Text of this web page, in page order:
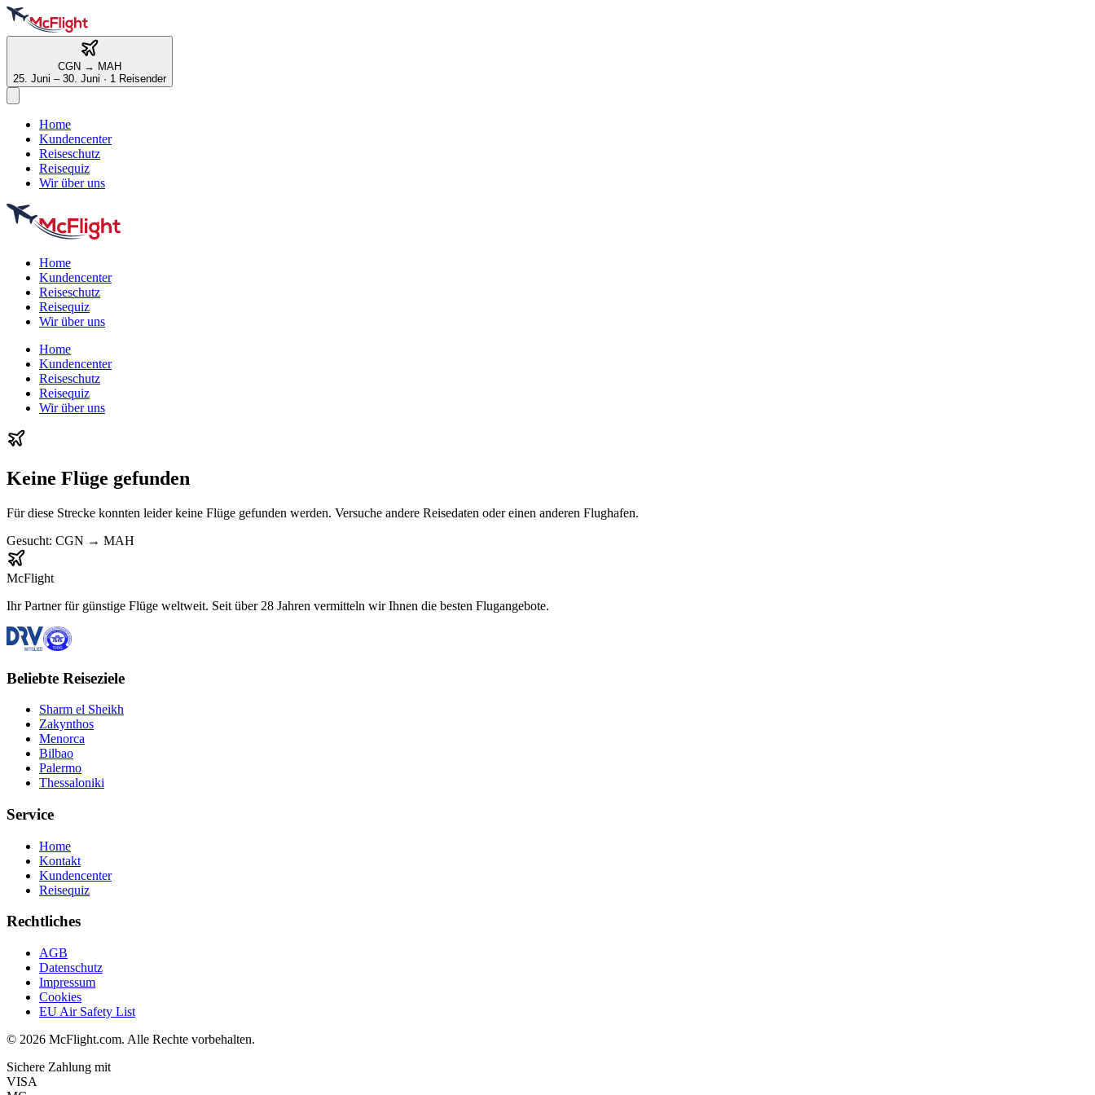
CGN → MAH
25. Juni – 30. Juni · 1 Reisender
Home
Kundencenter
Reiseschutz
Reisequiz
Wir über uns
Home
Kundencenter
Reiseschutz
Reisequiz
Wir über uns
Home
Kundencenter
Reiseschutz
Reisequiz
Wir über uns
Keine Flüge gefunden
Für diese Strecke konnten leider keine Flüge gefunden werden. Versuche andere Reisedaten oder einen anderen Flughafen.
Gesucht: CGN → MAH
McFlight
Ihr Partner für günstige Flüge weltweit. Seit über 28 Jahren vermitteln wir Ihnen die besten Flugangebote.
Beliebte Reiseziele
Sharm el Sheikh
Zakynthos
Menorca
Bilbao
Palermo
Thessaloniki
Service
Home
Kontakt
Kundencenter
Reisequiz
Rechtliches
AGB
Datenschutz
Impressum
Cookies
EU Air Safety List
© 2026 McFlight.com. Alle Rechte vorbehalten.
Sichere Zahlung mit
VISA